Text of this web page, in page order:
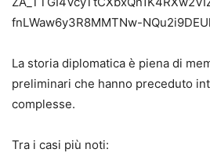
La storia diplomatica è piena di
preliminari che hanno preceduto
complesse.
Tra i casi più noti: